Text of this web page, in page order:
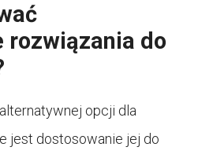
rozwiązania do
opcji dla
jest dostosowanie jej do